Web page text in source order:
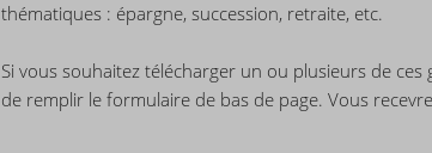
thématiques : épargne, succession, retraite, etc.
Si vous souhaitez télécharger un ou plusieurs de
de remplir le formulaire de bas de page. Vous